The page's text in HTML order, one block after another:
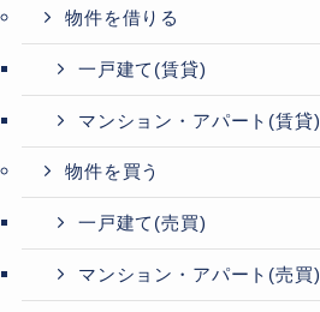
物件を借りる
一戸建て(賃貸)
マンション・アパート(賃貸)
物件を買う
一戸建て(売買)
マンション・アパート(売買)